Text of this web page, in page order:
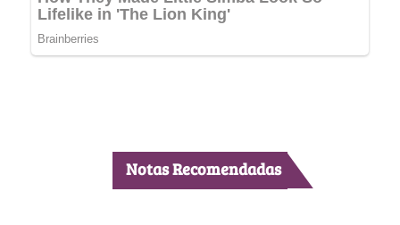
Notas Recomendadas